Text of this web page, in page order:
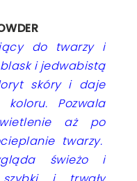
do twarzy i
i jedwabistą
skóry i daje
koloru. Pozwala
aż po
twarzy.
świeżo i